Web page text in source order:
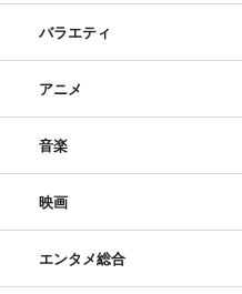
バラエティ
アニメ
音楽
映画
エンタメ総合